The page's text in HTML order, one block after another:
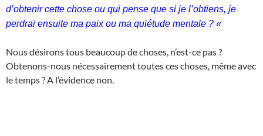
d’obtenir cette chose ou qui pense que si je l’obtiens, je
perdrai ensuite ma paix ou ma quiétude mentale ? «
Nous désirons tous beaucoup de choses, n’est-ce pas ?
Obtenons-nous nécessairement toutes ces choses, même avec
le temps ? A l’évidence non.